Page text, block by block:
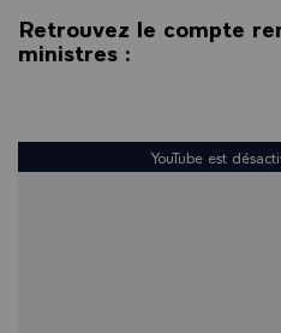
Retrouvez le compte
ministres :
YouTube est